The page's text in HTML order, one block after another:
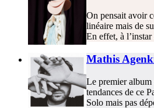
On pensait avoir
linéaire mais de
En effet, à
Mathis
Le premier album
tendances de ce
Solo mais pas